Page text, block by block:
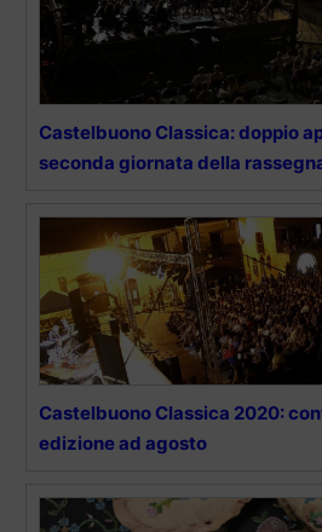
Castelbuono Classica: doppio
seconda giornata della
Castelbuono Classica 2020:
edizione ad agosto